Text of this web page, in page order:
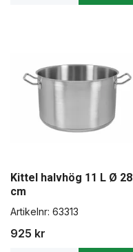
Kittel halvhög 11 L Ø 28
cm
Artikelnr: 63313
925 kr